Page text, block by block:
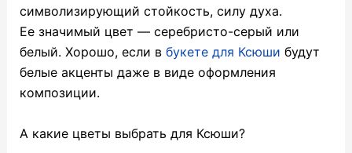
символизирующий стойкость, силу духа.
Ее значимый цвет — серебристо-серый или
белый. Хорошо, если в букете для Ксюши будут
белые акценты даже в виде оформления
композиции.
А какие цветы выбрать для Ксюши?